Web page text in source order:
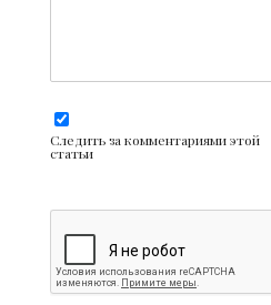
Следить за комментариями этой
статьи